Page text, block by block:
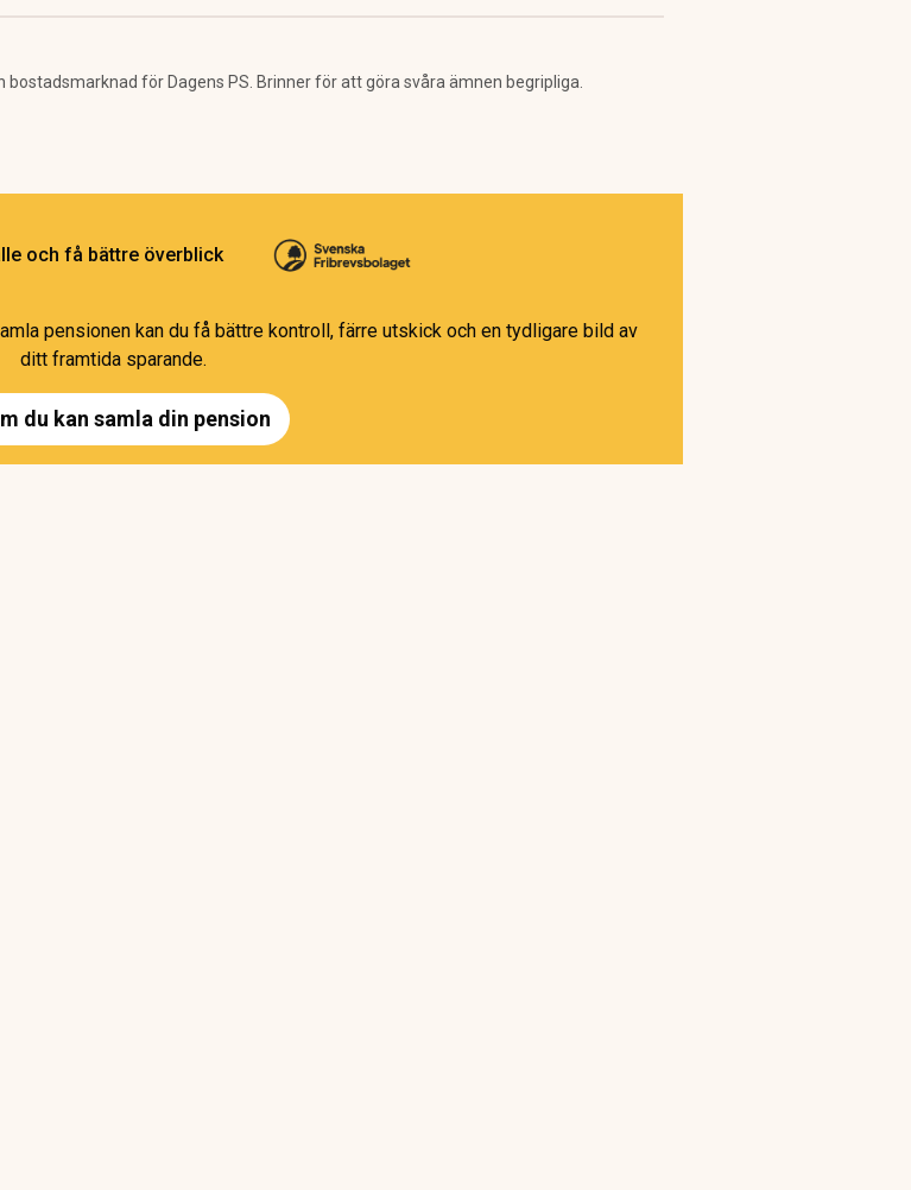
bostadsmarknad för Dagens PS. Brinner för att göra svåra ämnen begripliga.
och få bättre överblick
pensionen kan du få bättre kontroll, färre utskick och en tydligare bild av
ditt framtida sparande.
du kan samla din pension